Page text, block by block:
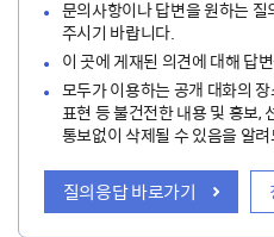
문의사항이나 답변을 원하는
주시기 바랍니다.
이 곳에 게재된 의견에 대해 답
모두가 이용하는 공개 대화의
표현 등 불건전한 내용 및 홍보,
통보없이 삭제될 수 있음을 알
질의응답 바로가기